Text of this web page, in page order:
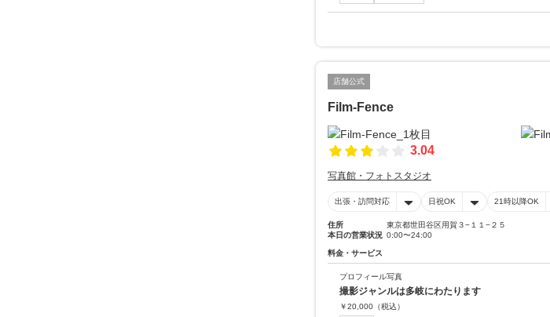
店舗公式
Film-Fence
3.04
写真館・フォトスタジオ
出張・訪問対応 日祝OK 21時以降OK
住所
東京都世田谷区用賀３−１１−２５
本日の営業状況 0:00〜24:00
料金・サービス
プロフィール写真
撮影ジャンルは多岐にわたります
￥20,000 （税込）